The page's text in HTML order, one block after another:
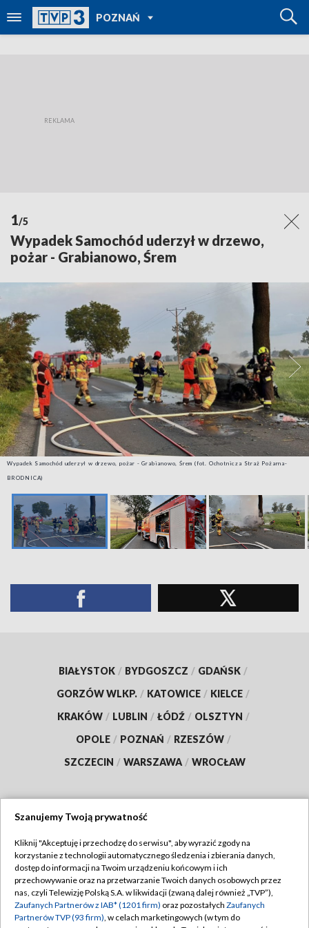
POZNAŃ
POWRÓT DO
TVP REGIONY
1/5
Wypadek Samochód uderzył w drzewo,
pożar - Grabianowo, Śrem
Wypadek Samochód uderzył w drzewo, pożar - Grabianowo, Śrem (fot. Ochotnicza Straż Pożarna-
BRODNICA)
BIAŁYSTOK / BYDGOSZCZ / GDAŃSK /
GORZÓW WLKP. / KATOWICE / KIELCE /
KRAKÓW / LUBLIN / ŁÓDŹ / OLSZTYN /
OPOLE / POZNAŃ / RZESZÓW /
SZCZECIN / WARSZAWA / WROCŁAW
TVP
Abonament TVP
Emisja w TVP
Centrum informacji TVP
Regulamin TVP
Polityka prywatności
Szanujemy Twoją prywatność
Kliknij "Akceptuję i przechodzę do serwisu", aby wyrazić zgody na
korzystanie z technologii automatycznego śledzenia i zbierania danych,
dostęp do informacji na Twoim urządzeniu końcowym i ich
przechowywanie oraz na przetwarzanie Twoich danych osobowych przez
nas, czyli Telewizję Polską S.A. w likwidacji (zwaną dalej również „TVP”),
Zaufanych Partnerów z IAB* (1201 firm) oraz pozostałych Zaufanych
Partnerów TVP (93 firm), w celach marketingowych (w tym do